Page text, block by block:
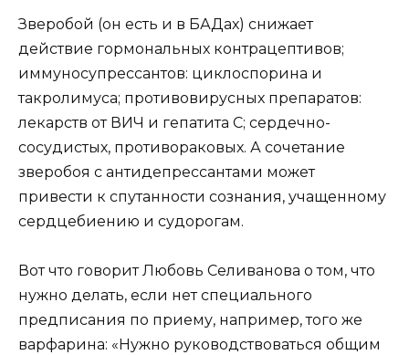
Зверобой (он есть и в БАДах) снижает
действие гормональных контрацептивов;
иммуносупрессантов: циклоспорина и
такролимуса; противовирусных препаратов:
лекарств от ВИЧ и гепатита C; сердечно-
сосудистых, противораковых. А сочетание
зверобоя с антидепрессантами может
привести к спутанности сознания, учащенному
сердцебиению и судорогам.
Вот что говорит Любовь Селиванова о том, что
нужно делать, если нет специального
предписания по приему, например, того же
варфарина: «Нужно руководствоваться общим